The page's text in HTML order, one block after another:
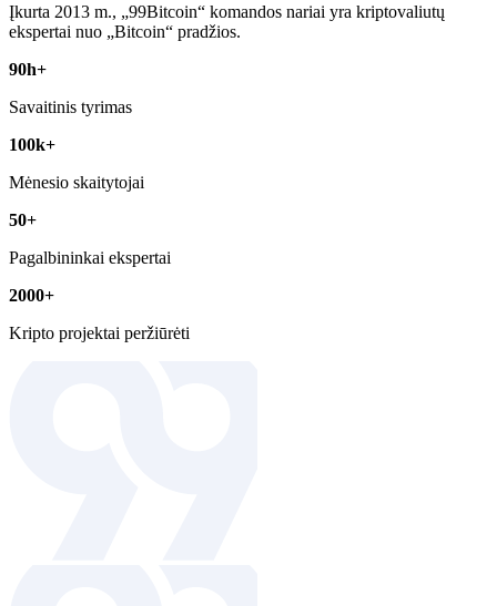
Įkurta 2013 m., „99Bitcoin“ komandos nariai yra kriptovaliutų
ekspertai nuo „Bitcoin“ pradžios.
90h+
Savaitinis tyrimas
100k+
Mėnesio skaitytojai
50+
Pagalbininkai ekspertai
2000+
Kripto projektai peržiūrėti